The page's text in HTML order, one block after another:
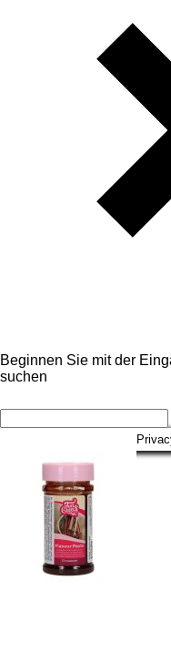
Beginnen Sie mit der
suchen